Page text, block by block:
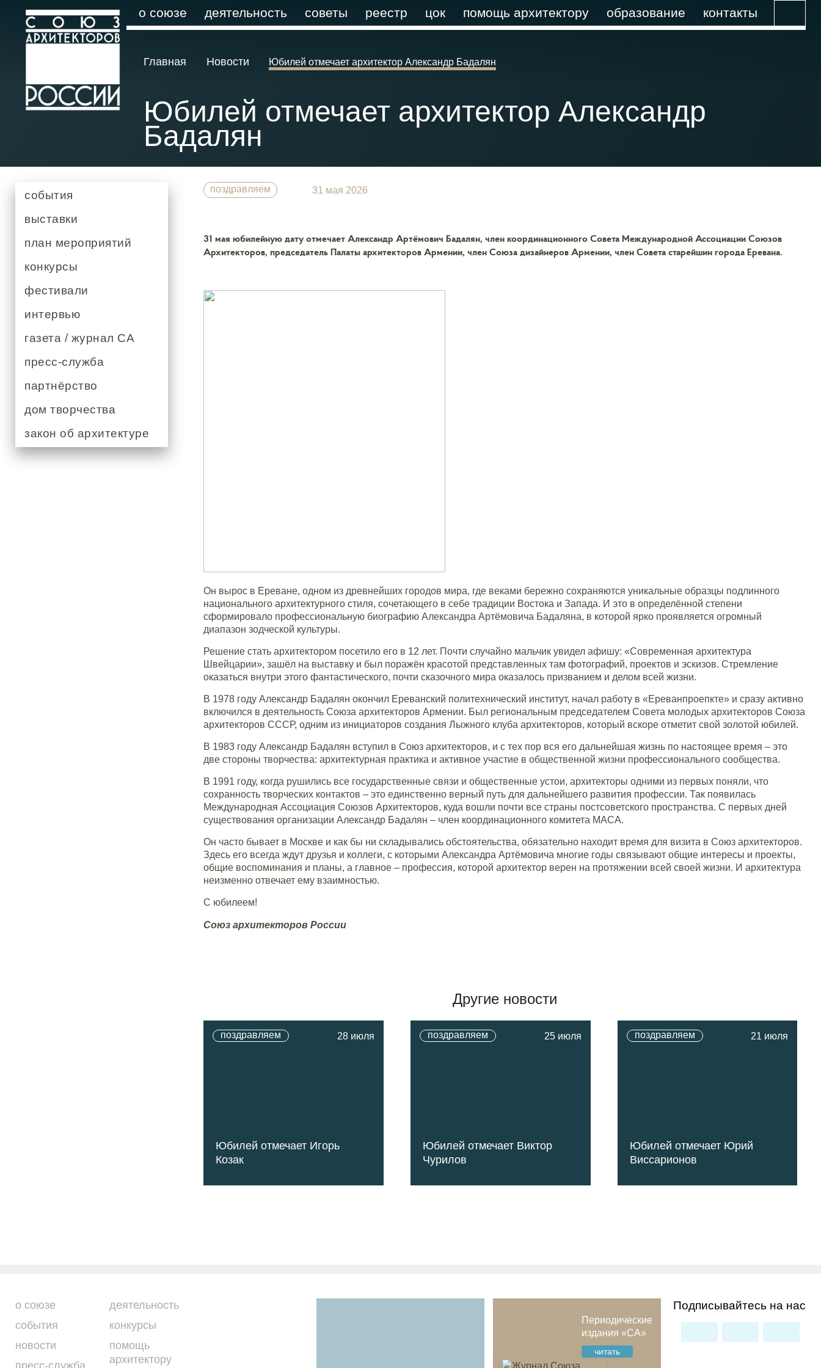
о союзе деятельность советы реестр цок помощь архитектору образование контакты
Главная Новости Юбилей отмечает архитектор Александр Бадалян
Юбилей отмечает архитектор Александр
Бадалян
события
выставки
план мероприятий
конкурсы
фестивали
интервью
газета / журнал СА
пресс-служба
партнёрство
дом творчества
закон об архитектуре
поздравляем 31 мая 2026
31 мая юбилейную дату отмечает Александр Артёмович Бадалян, член координационного Совета Международной Ассоциации Союзов
Архитекторов, председатель Палаты архитекторов Армении, член Союза дизайнеров Армении, член Совета старейшин города Еревана.
Он вырос в Ереване, одном из древнейших городов мира, где веками бережно сохраняются уникальные образцы подлинного
национального архитектурного стиля, сочетающего в себе традиции Востока и Запада. И это в определённой степени
сформировало профессиональную биографию Александра Артёмовича Бадаляна, в которой ярко проявляется огромный
диапазон зодческой культуры.
Решение стать архитектором посетило его в 12 лет. Почти случайно мальчик увидел афишу: «Современная архитектура
Швейцарии», зашёл на выставку и был поражён красотой представленных там фотографий, проектов и эскизов. Стремление
оказаться внутри этого фантастического, почти сказочного мира оказалось призванием и делом всей жизни.
В 1978 году Александр Бадалян окончил Ереванский политехнический институт, начал работу в «Ереванпроепкте» и сразу активно
включился в деятельность Союза архитекторов Армении. Был региональным председателем Совета молодых архитекторов Союза
архитекторов СССР, одним из инициаторов создания Лыжного клуба архитекторов, который вскоре отметит свой золотой юбилей.
В 1983 году Александр Бадалян вступил в Союз архитекторов, и с тех пор вся его дальнейшая жизнь по настоящее время – это
две стороны творчества: архитектурная практика и активное участие в общественной жизни профессионального сообщества.
В 1991 году, когда рушились все государственные связи и общественные устои, архитекторы одними из первых поняли, что
сохранность творческих контактов – это единственно верный путь для дальнейшего развития профессии. Так появилась
Международная Ассоциация Союзов Архитекторов, куда вошли почти все страны постсоветского пространства. С первых дней
существования организации Александр Бадалян – член координационного комитета МАСА.
Он часто бывает в Москве и как бы ни складывались обстоятельства, обязательно находит время для визита в Союз архитекторов.
Здесь его всегда ждут друзья и коллеги, с которыми Александра Артёмовича многие годы связывают общие интересы и проекты,
общие воспоминания и планы, а главное – профессия, которой архитектор верен на протяжении всей своей жизни. И архитектура
неизменно отвечает ему взаимностью.
С юбилеем!
Союз архитекторов России
Другие новости
поздравляем 28 июля
Юбилей отмечает Игорь
Козак
поздравляем 25 июля
Юбилей отмечает Виктор
Чурилов
поздравляем 21 июля
Юбилей отмечает Юрий
Виссарионов
о союзе
события
новости
пресс-служба
деятельность
конкурсы
помощь
архитектору
Подписывайтесь на нас
Периодические
издания «СА»
читать